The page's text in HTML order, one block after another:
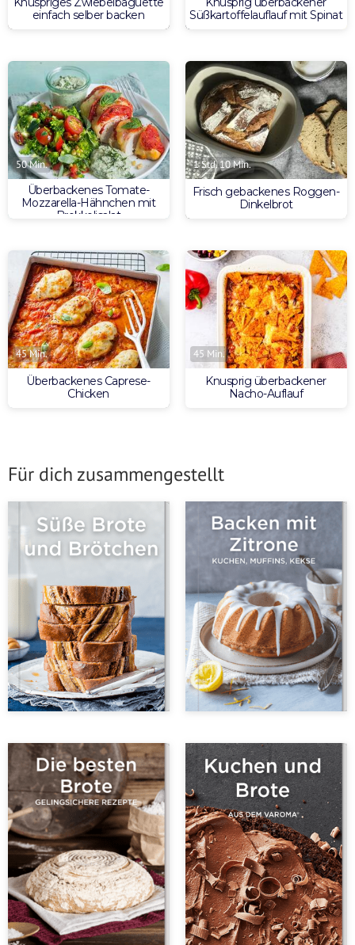
einfach selber backen
Süßkartoffelauflauf mit Spinat
50 Min.
Überbackenes Tomate-
Mozzarella-Hähnchen mit
Brokkolisalat
1 Std. 10 Min.
Frisch gebackenes Roggen-
Dinkelbrot
45 Min.
Überbackenes Caprese-
Chicken
45 Min.
Knusprig überbackener
Nacho-Auflauf
Für dich zusammengestellt